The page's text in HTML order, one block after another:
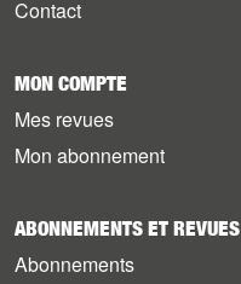
Contact
MON COMPTE
Mes revues
Mon abonnement
ABONNEMENTS ET REVUES
Abonnements